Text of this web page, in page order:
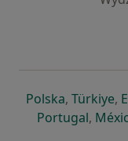
Polskaotwiera
, Türkiye,
Portugal,